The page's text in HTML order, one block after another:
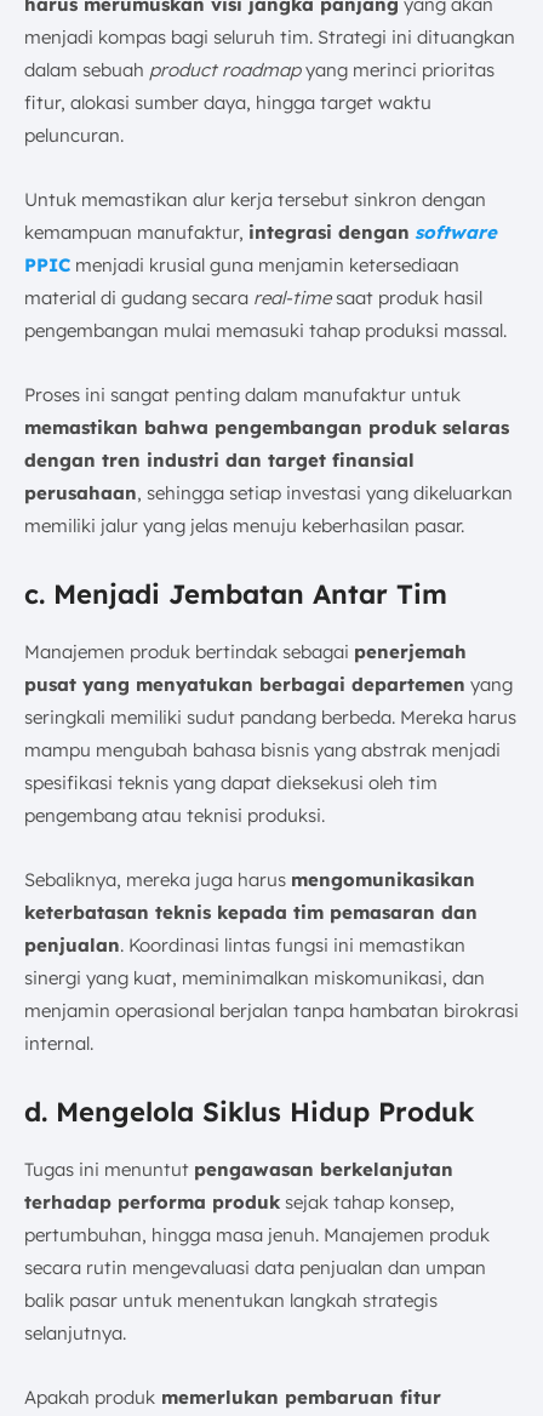
menjadi kompas bagi seluruh tim. Strategi ini dituangkan
dalam sebuah product roadmapyang merinci prioritas
fitur, alokasi sumber daya, hingga target waktu
peluncuran.
Untuk memastikan alur kerja tersebut sinkron dengan
kemampuan manufaktur, integrasi dengan software
PPIC menjadi krusial guna menjamin ketersediaan
material di gudang secara real-timesaat produk hasil
pengembangan mulai memasuki tahap produksi massal.
Proses ini sangat penting dalam manufaktur untuk
memastikan bahwa pengembangan produk selaras
dengan tren industri dan target finansial
perusahaan, sehingga setiap investasi yang dikeluarkan
memiliki jalur yang jelas menuju keberhasilan pasar.
c. Menjadi Jembatan Antar Tim
Manajemen produk bertindak sebagai penerjemah
pusat yang menyatukan berbagai departemen yang
seringkali memiliki sudut pandang berbeda. Mereka harus
mampu mengubah bahasa bisnis yang abstrak menjadi
spesifikasi teknis yang dapat dieksekusi oleh tim
pengembang atau teknisi produksi.
Sebaliknya, mereka juga harus mengomunikasikan
keterbatasan teknis kepada tim pemasaran dan
penjualan. Koordinasi lintas fungsi ini memastikan
sinergi yang kuat, meminimalkan miskomunikasi, dan
menjamin operasional berjalan tanpa hambatan birokrasi
internal.
d. Mengelola Siklus Hidup Produk
Tugas ini menuntut pengawasan berkelanjutan
terhadap performa produk sejak tahap konsep,
pertumbuhan, hingga masa jenuh. Manajemen produk
secara rutin mengevaluasi data penjualan dan umpan
balik pasar untuk menentukan langkah strategis
selanjutnya.
Apakah produk memerlukan pembaruan fitur